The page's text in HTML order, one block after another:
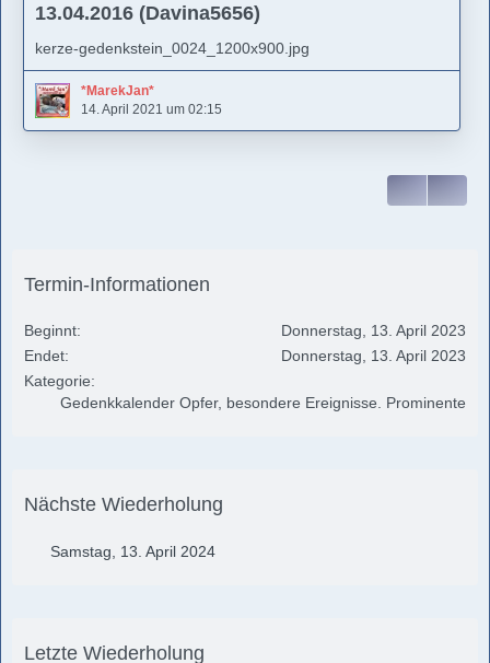
13.04.2016 (Davina5656)
kerze-gedenkstein_0024_1200x900.jpg
*MarekJan*
14. April 2021 um 02:15
Termin-Informationen
Beginnt
Donnerstag, 13. April 2023
Endet
Donnerstag, 13. April 2023
Kategorie
Gedenkkalender Opfer, besondere Ereignisse. Prominente
Nächste Wiederholung
Samstag, 13. April 2024
Letzte Wiederholung